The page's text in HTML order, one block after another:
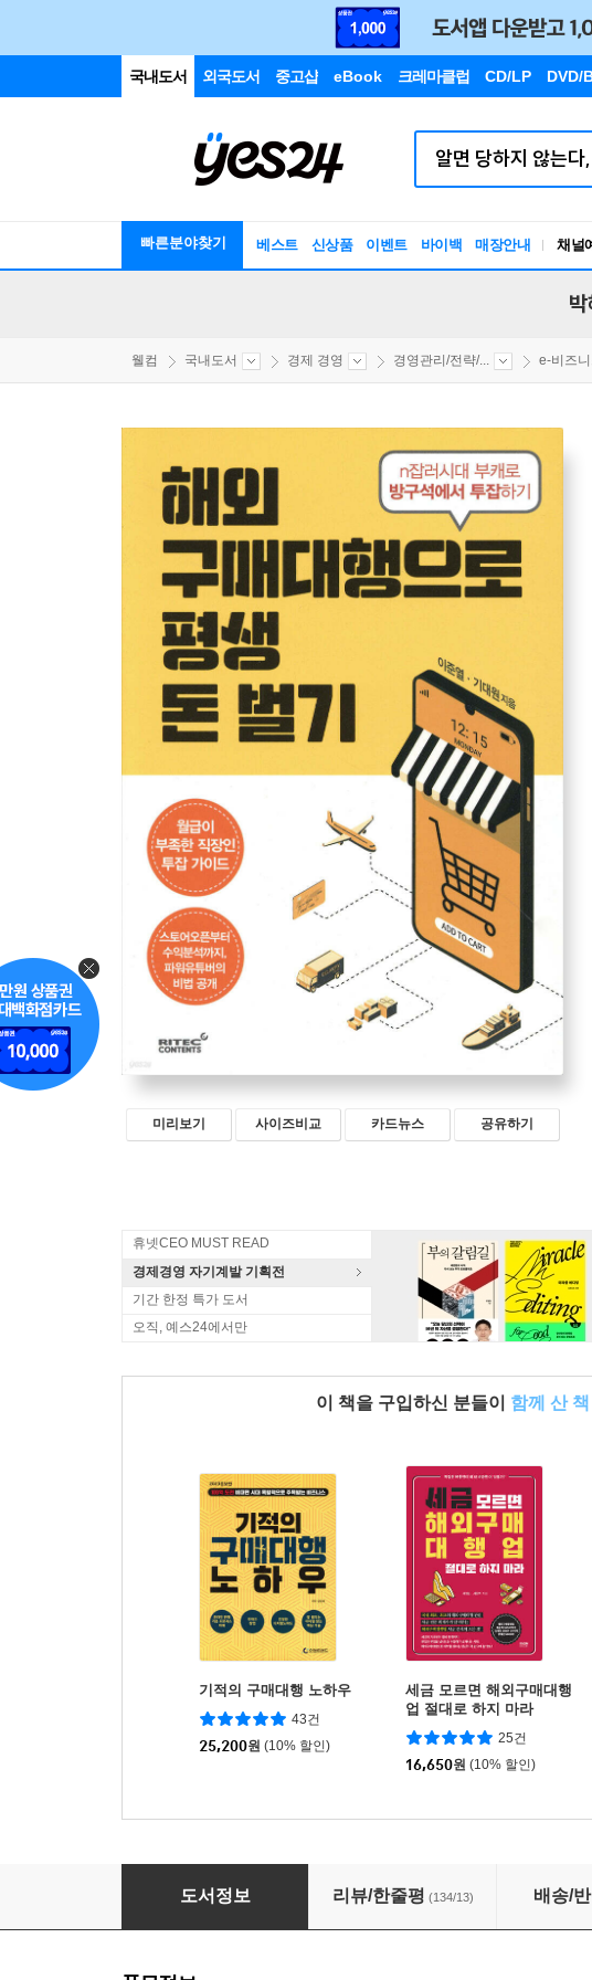
국내도서 외국도서 중고샵 eBook 크레마클럽 CD/LP DVD/
빠른분야찾기 베스트 신상품 이벤트 바이백 매장안내 채널
웰컴 국내도서 경제 경영 경영관리/전략/... e-비즈
미리보기 사이즈비교 카드뉴스 공유하기
휴넷CEO MUST READ
경제경영 자기계발 기획전
기간 한정 특가 도서
오직, 예스24에서만
이 책을 구입하신 분들이 함께 산 책
기적의 구매대행 노하우
43건
25,200원 (10% 할인)
세금 모르면 해외구매대행
업 절대로 하지 마라
25건
16,650원 (10% 할인)
해외구매대행으로 평생 돈벌기
도서정보 리뷰/한줄평 (134/13) 배송/